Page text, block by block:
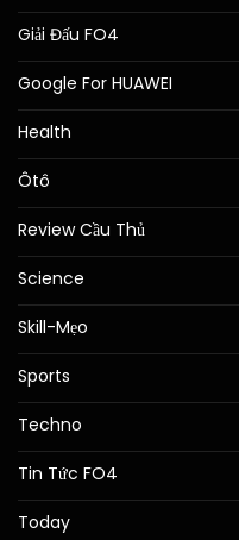
Giải Đấu FO4
Google For HUAWEI
Health
Ôtô
Review Cầu Thủ
Science
Skill-Mẹo
Sports
Techno
Tin Tức FO4
Today